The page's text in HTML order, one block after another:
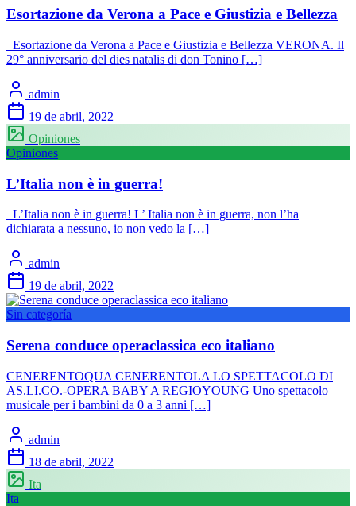
Esortazione da Verona a Pace e Giustizia e Bellezza
Esortazione da Verona a Pace e Giustizia e Bellezza VERONA. Il
29° anniversario del dies natalis di don Tonino […]
admin
19 de abril, 2022
Opiniones
Opiniones
L’Italia non è in guerra!
L’Italia non è in guerra! L’ Italia non è in guerra, non l’ha
dichiarata a nessuno, io non vedo la […]
admin
19 de abril, 2022
Sin categoría
Serena conduce operaclassica eco italiano
CENERENTOQUA CENERENTOLA LO SPETTACOLO DI
AS.LI.CO.-OPERA BABY A REGIOYOUNG Uno spettacolo
musicale per i bambini da 0 a 3 anni […]
admin
18 de abril, 2022
Ita
Ita